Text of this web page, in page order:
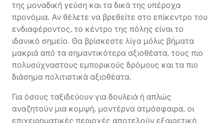
της μοναδική γεύση και τα δικά της υπέροχα
προνόμια. Αν θέλετε να βρεθείτε στο επίκεντρο του
ενδιαφέροντος, το κέντρο της πόλης είναι το
ιδανικό σημείο. Θα βρίσκεστε λίγα μόλις βήματα
μακριά από τα σημαντικότερα αξιοθέατα, τους πιο
πολυσύχναστους εμπορικούς δρόμους και τα πιο
διάσημα πολιτιστικά αξιοθέατα.
Για όσους ταξιδεύουν για δουλειά ή απλώς
αναζητούν μια κομψή, μοντέρνα ατμόσφαιρα, οι
επιχειρηματικές περιοχές αποτελούν εξαιρετική